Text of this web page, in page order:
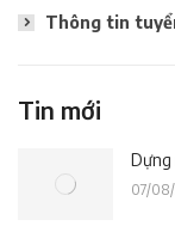
Thông tin
Tin mới
Dựng
07/